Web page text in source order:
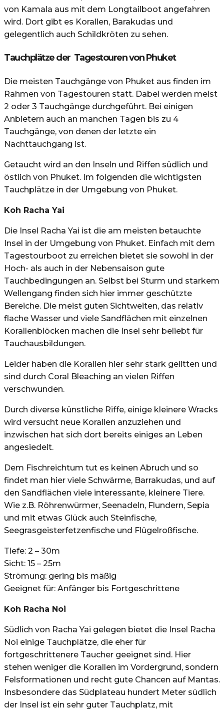
von Kamala aus mit dem Longtailboot angefahren
wird. Dort gibt es Korallen, Barakudas und
gelegentlich auch Schildkröten zu sehen.
Tauchplätze der Tagestouren von Phuket
Die meisten Tauchgänge von Phuket aus finden im
Rahmen von Tagestouren statt. Dabei werden meist
2 oder 3 Tauchgänge durchgeführt. Bei einigen
Anbietern auch an manchen Tagen bis zu 4
Tauchgänge, von denen der letzte ein
Nachttauchgang ist.
Getaucht wird an den Inseln und Riffen südlich und
östlich von Phuket. Im folgenden die wichtigsten
Tauchplätze in der Umgebung von Phuket.
Koh Racha Yai
Die Insel Racha Yai ist die am meisten betauchte
Insel in der Umgebung von Phuket. Einfach mit dem
Tagestourboot zu erreichen bietet sie sowohl in der
Hoch- als auch in der Nebensaison gute
Tauchbedingungen an. Selbst bei Sturm und starkem
Wellengang finden sich hier immer geschützte
Bereiche. Die meist guten Sichtweiten, das relativ
flache Wasser und viele Sandflächen mit einzelnen
Korallenblöcken machen die Insel sehr beliebt für
Tauchausbildungen.
Leider haben die Korallen hier sehr stark gelitten und
sind durch Coral Bleaching an vielen Riffen
verschwunden.
Durch diverse künstliche Riffe, einige kleinere Wracks
wird versucht neue Korallen anzuziehen und
inzwischen hat sich dort bereits einiges an Leben
angesiedelt.
Dem Fischreichtum tut es keinen Abruch und so
findet man hier viele Schwärme, Barrakudas, und auf
den Sandflächen viele interessante, kleinere Tiere.
Wie z.B. Röhrenwürmer, Seenadeln, Flundern, Sepia
und mit etwas Glück auch Steinfische,
Seegrasgeisterfetzenfische und Flügelroßfische.
Tiefe: 2 – 30m
Sicht: 15 – 25m
Strömung: gering bis mäßig
Geeignet für: Anfänger bis Fortgeschrittene
Koh Racha Noi
Südlich von Racha Yai gelegen bietet die Insel Racha
Noi einige Tauchplätze, die eher für
fortgeschrittenere Taucher geeignet sind. Hier
stehen weniger die Korallen im Vordergrund, sondern
Felsformationen und recht gute Chancen auf Mantas.
Insbesondere das Südplateau hundert Meter südlich
der Insel ist ein sehr guter Tauchplatz, mit